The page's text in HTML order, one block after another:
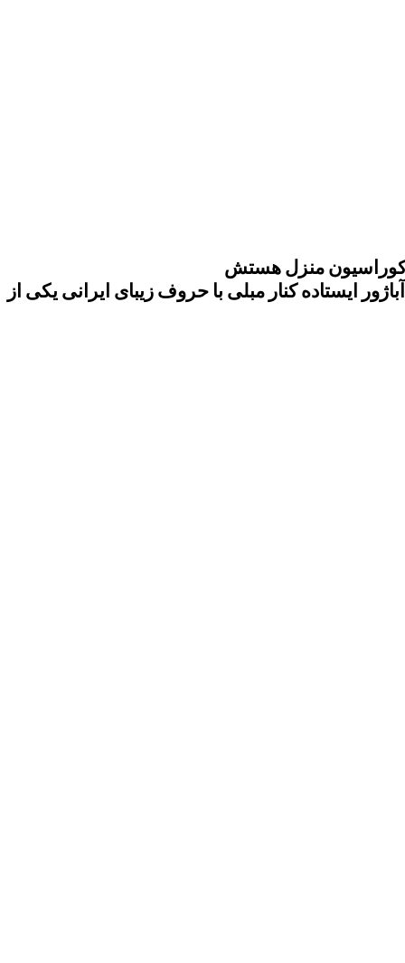
دکوراسیون منزل هستش
آباژور ایستاده کنار مبلی با حروف زیبای ایرانی یکی از